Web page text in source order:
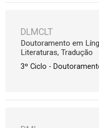
DLMCLT
Doutoramento em
Literaturas, Tradução
3º Ciclo -